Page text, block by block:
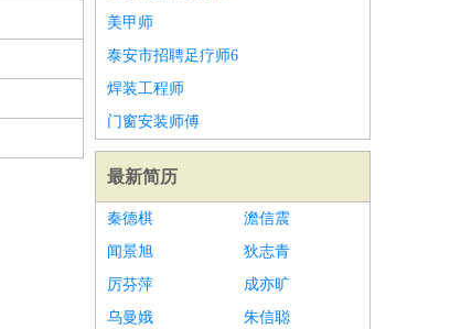
美甲师
泰安市招聘足疗师6
焊装工程师
门窗安装师傅
最新简历
秦德棋
澹信震
闻景旭
狄志青
厉芬萍
成亦旷
乌曼娥
朱信聪